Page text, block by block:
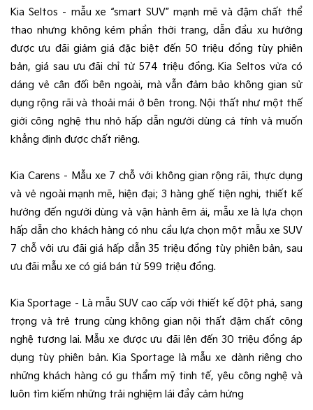
Kia Seltos – mẫu xe “smart SUV” mạnh mẽ và đậm chất thể
thao nhưng không kém phần thời trang, dẫn đầu xu hướng
được ưu đãi giảm giá đặc biệt đến 50 triệu đồng tùy phiên
bản, giá sau ưu đãi chỉ từ 574 triệu đồng. Kia Seltos vừa có
dáng vẻ cân đối bên ngoài, mà vẫn đảm bảo không gian sử
dụng rộng rãi và thoải mái ở bên trong. Nội thất như một thế
giới công nghệ thu nhỏ hấp dẫn người dùng cá tính và muốn
khẳng định được chất riêng.
Kia Carens – Mẫu xe 7 chỗ với không gian rộng rãi, thực dụng
và vẻ ngoài mạnh mẽ, hiện đại; 3 hàng ghế tiện nghi, thiết kế
hướng đến người dùng và vận hành êm ái, mẫu xe là lựa chọn
hấp dẫn cho khách hàng có nhu cầu lựa chọn một mẫu xe SUV
7 chỗ với ưu đãi giá hấp dẫn 35 triệu đồng tùy phiên bản, sau
ưu đãi mẫu xe có giá bán từ 599 triệu đồng.
Kia Sportage – Là mẫu SUV cao cấp với thiết kế đột phá, sang
trọng và trẻ trung cùng không gian nội thất đậm chất công
nghệ tương lai. Mẫu xe được ưu đãi lên đến 30 triệu đồng áp
dụng tùy phiên bản. Kia Sportage là mẫu xe dành riêng cho
những khách hàng có gu thẩm mỹ tinh tế, yêu công nghệ và
luôn tìm kiếm những trải nghiệm lái đầy cảm hứng